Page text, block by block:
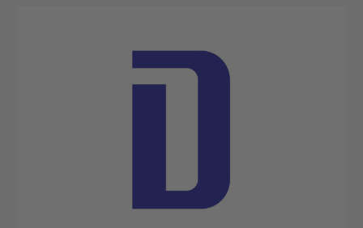
Ignorer la galerie d'images